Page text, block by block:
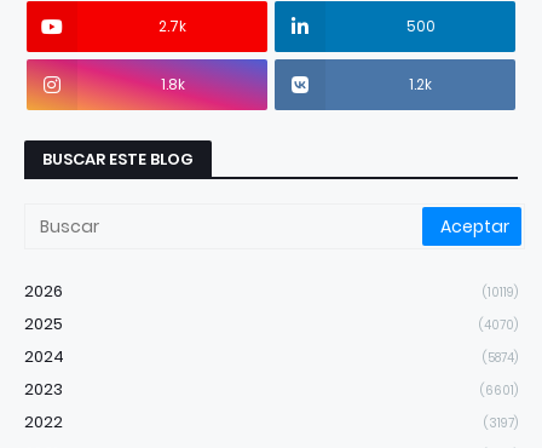
2.7k 500
1.8k 1.2k
BUSCAR ESTE BLOG
2026 (10119)
2025 (4070)
2024 (5874)
2023 (6601)
2022 (3197)